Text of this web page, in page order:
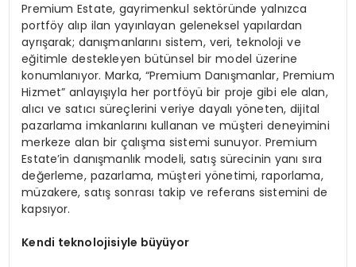
Premium Estate, gayrimenkul sektöründe yalnızca
portföy alıp ilan yayınlayan geleneksel yapılardan
ayrışarak; danışmanlarını sistem, veri, teknoloji ve
eğitimle destekleyen bütünsel bir model üzerine
konumlanıyor. Marka, “Premium Danışmanlar, Premium
Hizmet” anlayışıyla her portföyü bir proje gibi ele alan,
alıcı ve satıcı süreçlerini veriye dayalı yöneten, dijital
pazarlama imkanlarını kullanan ve müşteri deneyimini
merkeze alan bir çalışma sistemi sunuyor. Premium
Estate’in danışmanlık modeli, satış sürecinin yanı sıra
değerleme, pazarlama, müşteri yönetimi, raporlama,
müzakere, satış sonrası takip ve referans sistemini de
kapsıyor.
Kendi teknolojisiyle büyüyor